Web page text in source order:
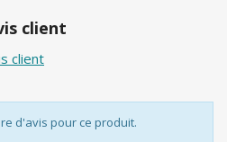
client
client
d'avis pour ce produit.